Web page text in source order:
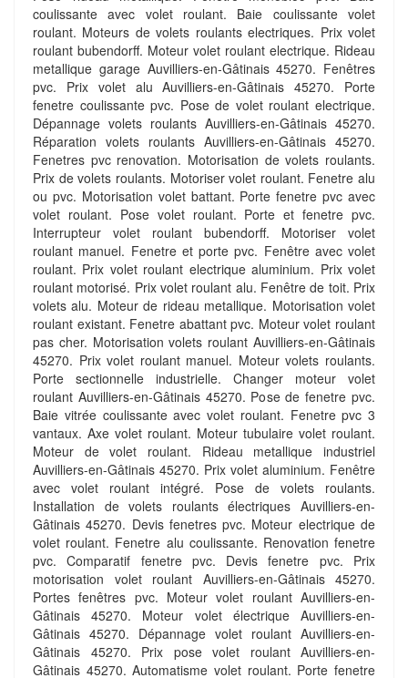
coulissante avec volet roulant. Baie coulissante volet
roulant. Moteurs de volets roulants electriques. Prix volet
roulant bubendorff. Moteur volet roulant electrique. Rideau
metallique garage Auvilliers-en-Gâtinais 45270. Fenêtres
pvc. Prix volet alu Auvilliers-en-Gâtinais 45270. Porte
fenetre coulissante pvc. Pose de volet roulant electrique.
Dépannage volets roulants Auvilliers-en-Gâtinais 45270.
Réparation volets roulants Auvilliers-en-Gâtinais 45270.
Fenetres pvc renovation. Motorisation de volets roulants.
Prix de volets roulants. Motoriser volet roulant. Fenetre alu
ou pvc. Motorisation volet battant. Porte fenetre pvc avec
volet roulant. Pose volet roulant. Porte et fenetre pvc.
Interrupteur volet roulant bubendorff. Motoriser volet
roulant manuel. Fenetre et porte pvc. Fenêtre avec volet
roulant. Prix volet roulant electrique aluminium. Prix volet
roulant motorisé. Prix volet roulant alu. Fenêtre de toit. Prix
volets alu. Moteur de rideau metallique. Motorisation volet
roulant existant. Fenetre abattant pvc. Moteur volet roulant
pas cher. Motorisation volets roulant Auvilliers-en-Gâtinais
45270. Prix volet roulant manuel. Moteur volets roulants.
Porte sectionnelle industrielle. Changer moteur volet
roulant Auvilliers-en-Gâtinais 45270. Pose de fenetre pvc.
Baie vitrée coulissante avec volet roulant. Fenetre pvc 3
vantaux. Axe volet roulant. Moteur tubulaire volet roulant.
Moteur de volet roulant. Rideau metallique industriel
Auvilliers-en-Gâtinais 45270. Prix volet aluminium. Fenêtre
avec volet roulant intégré. Pose de volets roulants.
Installation de volets roulants électriques Auvilliers-en-
Gâtinais 45270. Devis fenetres pvc. Moteur electrique de
volet roulant. Fenetre alu coulissante. Renovation fenetre
pvc. Comparatif fenetre pvc. Devis fenetre pvc. Prix
motorisation volet roulant Auvilliers-en-Gâtinais 45270.
Portes fenêtres pvc. Moteur volet roulant Auvilliers-en-
Gâtinais 45270. Moteur volet électrique Auvilliers-en-
Gâtinais 45270. Dépannage volet roulant Auvilliers-en-
Gâtinais 45270. Prix pose volet roulant Auvilliers-en-
Gâtinais 45270. Automatisme volet roulant. Porte fenetre